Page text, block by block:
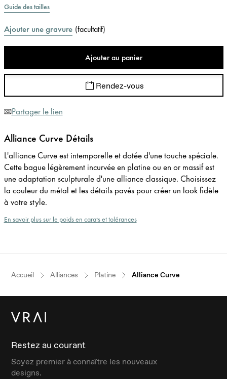
Guide des tailles
Ajouter une gravure (facultatif)
Ajouter au panier
Rendez-vous
Partager le lien
Alliance Curve Détails
L'alliance Curve est intemporelle et dotée d'une touche spéciale.
Cette bague légèrement incurvée en platine ou en or massif est
une adaptation sculpturale d'une alliance classique. Choisissez
la couleur du métal et les détails pavés pour créer un look fidèle
à votre style.
En savoir plus sur le poids en carats et tolérances
Accueil Alliances Platine Alliance Curve
Restez au courant
Soyez premier à connaître les nouveaux
designs.